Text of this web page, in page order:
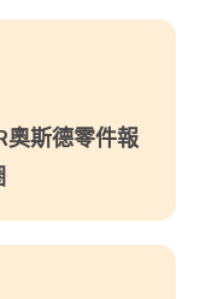
奧斯德零件報